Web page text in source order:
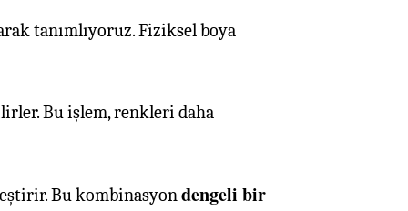
tanımlıyoruz. Fiziksel boya
Bu işlem, renkleri daha
Bu kombinasyondengeli bir